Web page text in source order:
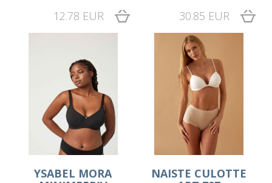
12.78 EUR
30.85 EUR
YSABEL MORA
NAISTE CULOTTE